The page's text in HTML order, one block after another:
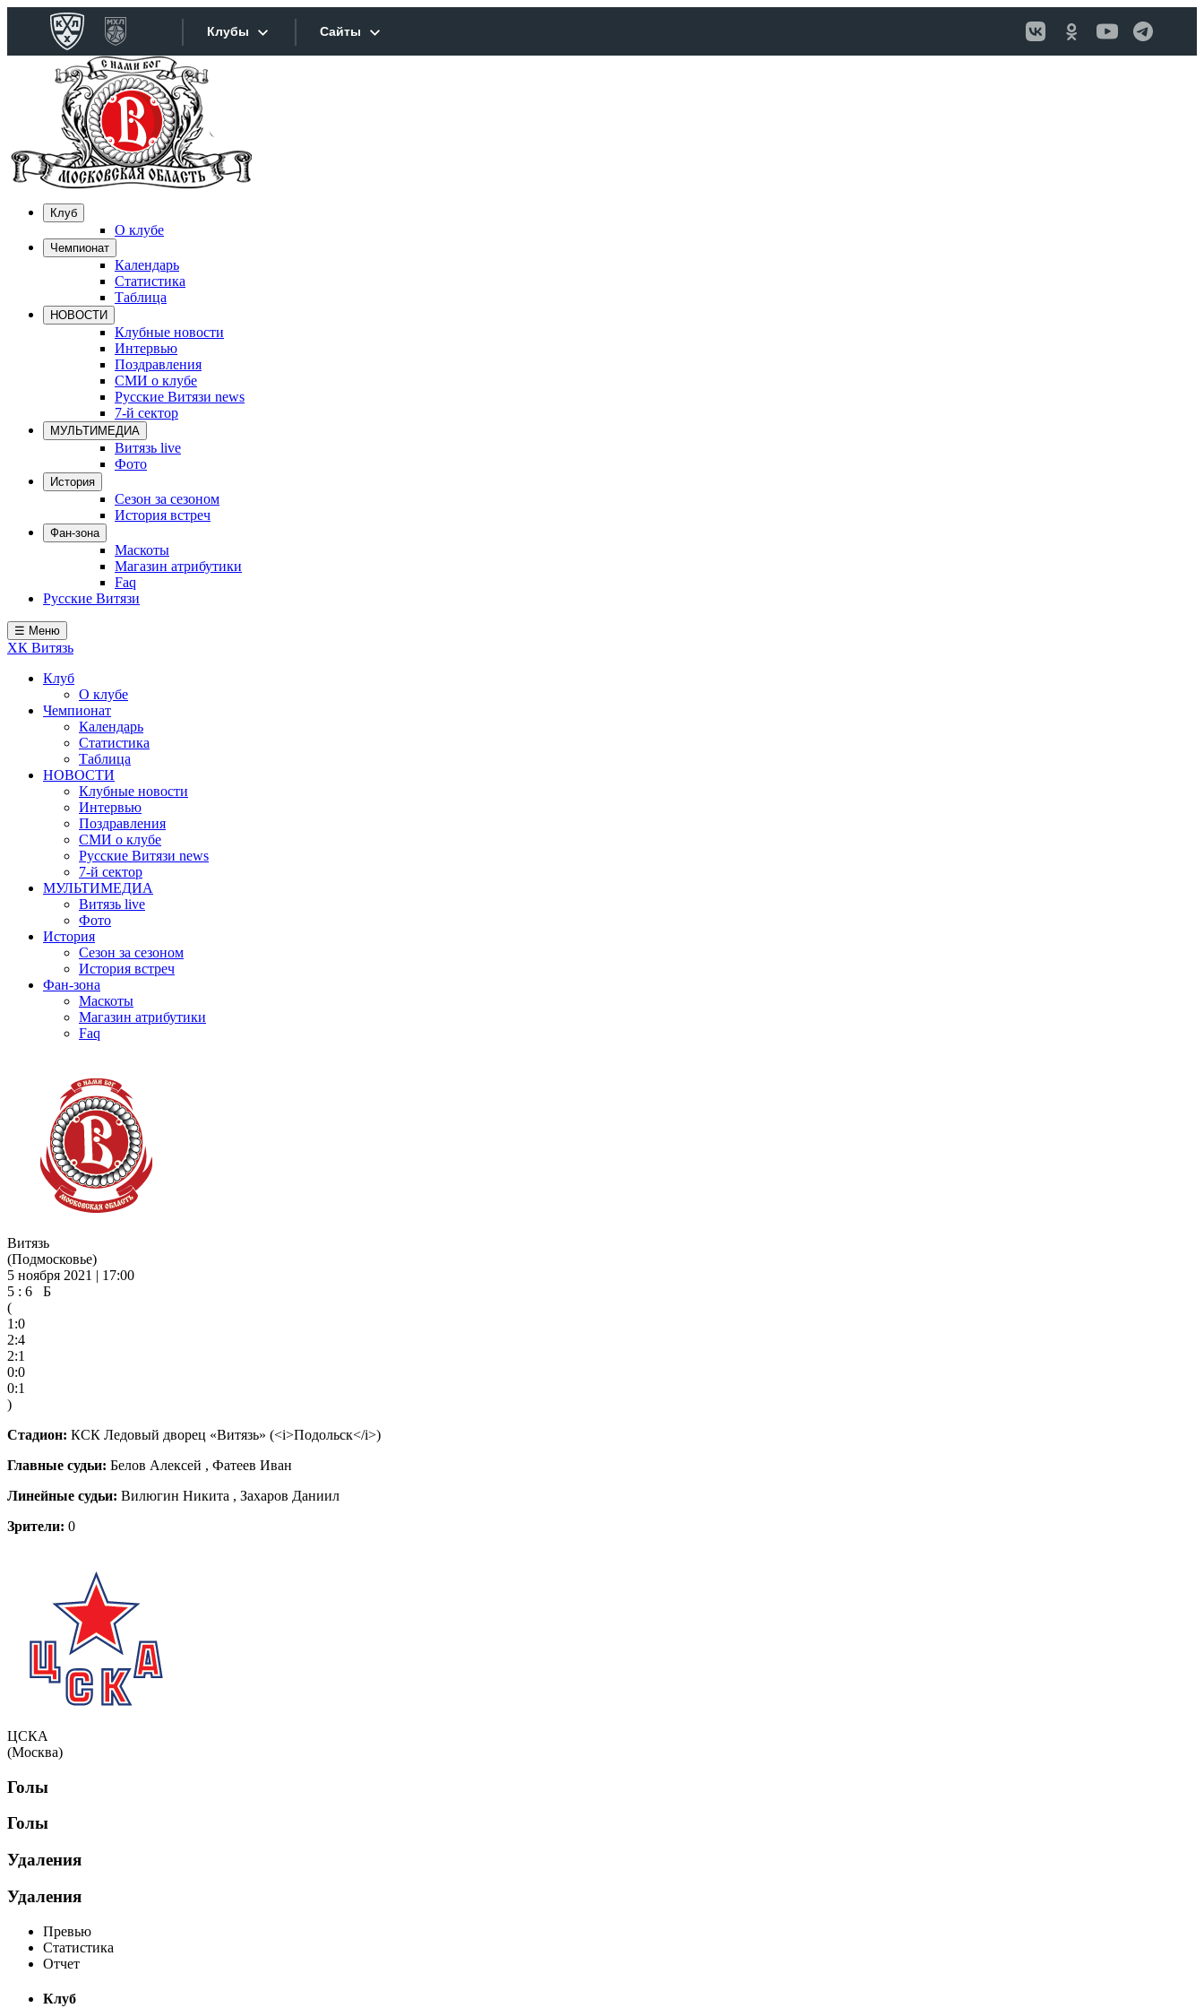
Клубы
Дивизион Боброва
Лада
СКА
Дивизион Тарасова
Сайты
Клуб
О клубе
Чемпионат
Календарь
Статистика
Таблица
НОВОСТИ
Клубные новости
Интервью
Поздравления
СМИ о клубе
Русские Витязи news
7-й сектор
МУЛЬТИМЕДИА
Витязь live
Фото
История
Сезон за сезоном
История встреч
Фан-зона
Маскоты
Магазин атрибутики
Faq
Русские Витязи
☰ Меню
ХК Витязь
Клуб
О клубе
Чемпионат
Календарь
Статистика
Таблица
НОВОСТИ
Клубные новости
Интервью
Поздравления
СМИ о клубе
Русские Витязи news
7-й сектор
МУЛЬТИМЕДИА
Витязь live
Фото
История
Сезон за сезоном
История встреч
Фан-зона
Маскоты
Магазин атрибутики
Faq
Витязь
(Подмосковье)
5 ноября 2021 | 17:00
5 : 6 Б
(
1:0
2:4
2:1
0:0
0:1
)
Стадион: КСК Ледовый дворец «Витязь» (<i>Подольск</i>)
Главные судьи: Белов Алексей , Фатеев Иван
Линейные судьи: Вилюгин Никита , Захаров Даниил
Зрители: 0
ЦСКА
(Москва)
Голы
Голы
Удаления
Удаления
Превью
Статистика
Отчет
Клуб